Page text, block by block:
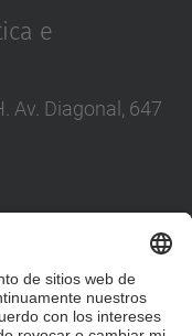
e
Av. Diagonal, 647